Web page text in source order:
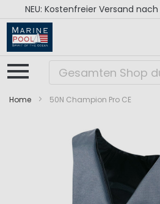
NEU: Kostenfreier Versand
Home 50N Champion Pro CE
Bildergalerie
Bildergalerie